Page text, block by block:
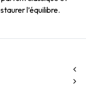
l’équilibre.